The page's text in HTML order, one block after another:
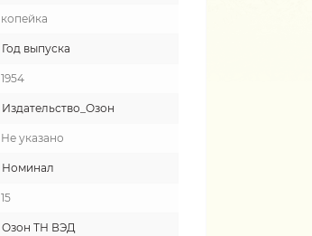
копейка
Год выпуска
1954
Издательство_Озон
Не указано
Номинал
15
Озон ТН ВЭД